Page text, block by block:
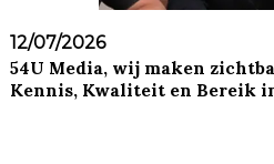
12/07/2026
54U Media, wij maken
Kennis, Kwaliteit en Bereik